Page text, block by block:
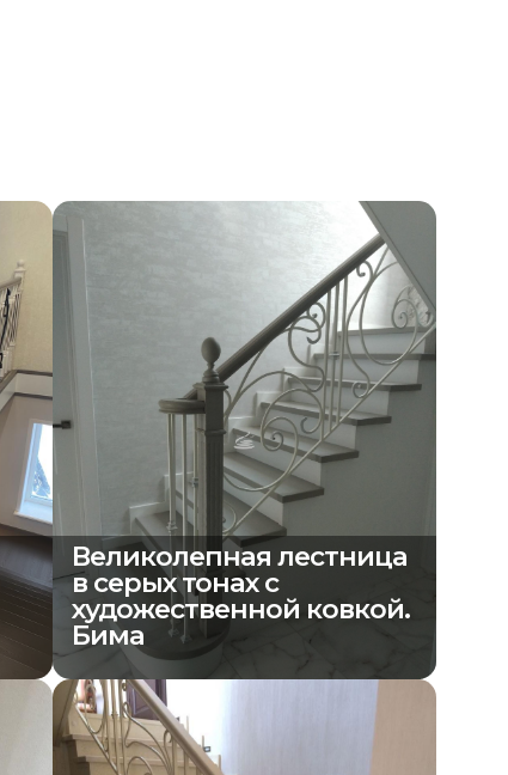
Великолепная лестница
в серых тонах с
художественной ковкой.
Бима